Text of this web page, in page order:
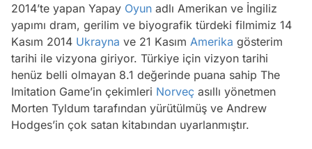
2014’te yapan Yapay Oyun adlı Amerikan ve İngiliz
yapımı dram, gerilim ve biyografik türdeki filmimiz 14
Kasım 2014 Ukrayna ve 21 Kasım Amerika gösterim
tarihi ile vizyona giriyor. Türkiye için vizyon tarihi
henüz belli olmayan 8.1 değerinde puana sahip The
Imitation Game’in çekimleri Norveç asıllı yönetmen
Morten Tyldum tarafından yürütülmüş ve Andrew
Hodges’in çok satan kitabından uyarlanmıştır.